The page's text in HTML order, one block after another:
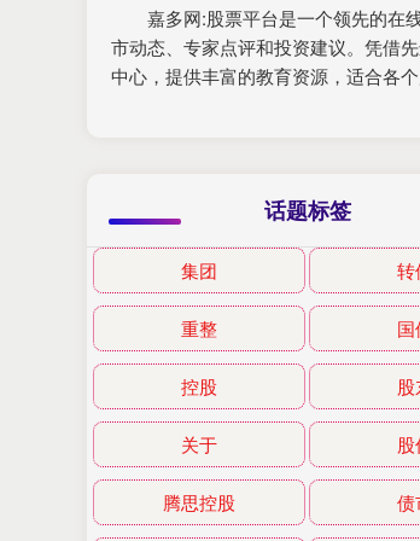
嘉多网:股票平台是一个领先的在
市动态、专家点评和投资建议。凭借
中心，提供丰富的教育资源，适合各
话题标签
集团 转
重整
控股
关于
腾思控股 债